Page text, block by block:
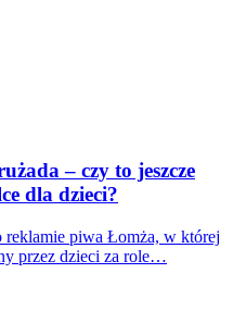
– czy to jeszcze
dla dzieci?
reklamie piwa Łomża, w której
przez dzieci za role…